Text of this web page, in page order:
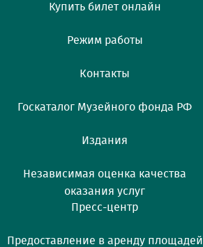
Купить билет онлайн
Режим работы
Контакты
Госкаталог Музейного фонда РФ
Издания
Независимая оценка качества
оказания услуг
Пресс-центр
Предоставление в аренду площадей